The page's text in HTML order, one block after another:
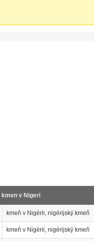
kmen v Nigeri
kmeň v Nigérii, nigérijský kmeň
kmeň v Nigérii, nigérijský kmeň